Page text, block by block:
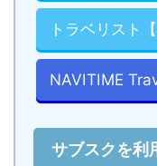
トラベリスト
NAVITIME
サブスクを利